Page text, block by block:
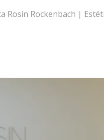
Rosin Rockenbach |